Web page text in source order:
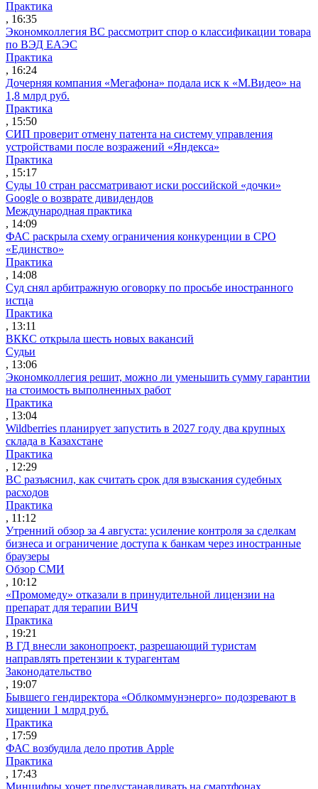
Практика
, 16:35
Экономколлегия ВС рассмотрит спор о классификации товара
по ВЭД ЕАЭС
Практика
, 16:24
Дочерняя компания «Мегафона» подала иск к «М.Видео» на
1,8 млрд руб.
Практика
, 15:50
СИП проверит отмену патента на систему управления
устройствами после возражений «Яндекса»
Практика
, 15:17
Суды 10 стран рассматривают иски российской «дочки»
Google о возврате дивидендов
Международная практика
, 14:09
ФАС раскрыла схему ограничения конкуренции в СРО
«Единство»
Практика
, 14:08
Суд снял арбитражную оговорку по просьбе иностранного
истца
Практика
, 13:11
ВККС открыла шесть новых вакансий
Судьи
, 13:06
Экономколлегия решит, можно ли уменьшить сумму гарантии
на стоимость выполненных работ
Практика
, 13:04
Wildberries планирует запустить в 2027 году два крупных
склада в Казахстане
Практика
, 12:29
ВС разъяснил, как считать срок для взыскания судебных
расходов
Практика
, 11:12
Утренний обзор за 4 августа: усиление контроля за сделкам
бизнеса и ограничение доступа к банкам через иностранные
браузеры
Обзор СМИ
, 10:12
«Промомеду» отказали в принудительной лицензии на
препарат для терапии ВИЧ
Практика
, 19:21
В ГД внесли законопроект, разрешающий туристам
направлять претензии к турагентам
Законодательство
, 19:07
Бывшего гендиректора «Облкоммунэнерго» подозревают в
хищении 1 млрд руб.
Практика
, 17:59
ФАС возбудила дело против Apple
Практика
, 17:43
Минцифры хочет предустанавливать на смартфонах